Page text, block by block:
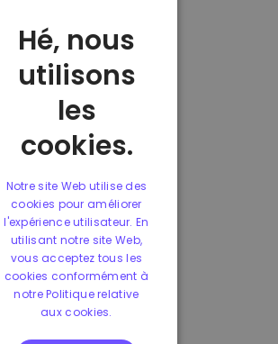
Hé, nous
utilisons
les
cookies.
Notre site Web utilise des
cookies pour améliorer
l'expérience utilisateur. En
utilisant notre site Web,
vous acceptez tous les
cookies conformément à
notre Politique relative
aux cookies.